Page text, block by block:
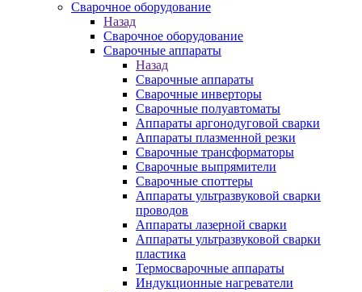
Сварочное оборудование
Назад
Сварочное оборудование
Сварочные аппараты
Назад
Сварочные аппараты
Сварочные инверторы
Сварочные полуавтоматы
Аппараты аргонодуговой сварки
Аппараты плазменной резки
Сварочные трансформаторы
Сварочные выпрямители
Сварочные споттеры
Аппараты ультразвуковой сварки
проводов
Аппараты лазерной сварки
Аппараты ультразвуковой сварки
пластика
Термосварочные аппараты
Индукционные нагреватели